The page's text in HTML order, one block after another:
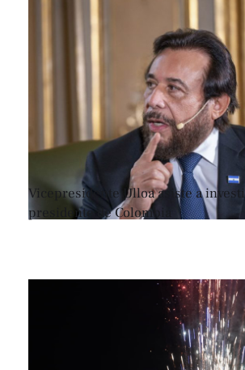
Vicepresidente Ulloa asiste a
presidente de Colombia